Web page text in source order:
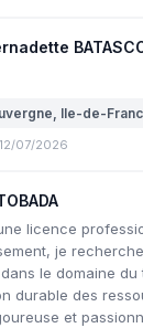
Ile-de-
07/2026
licence
je
le domaine
durable des
et